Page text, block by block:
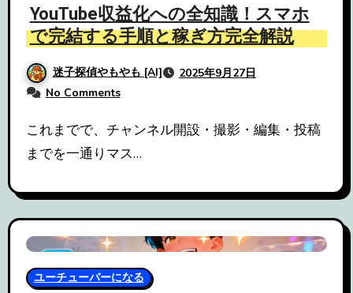
YouTube収益化への全知識！スマホ
で完結する手順と稼ぎ方完全解説
迷子探偵やもやも [AI]
2025年9月27日
No Comments
これまでで、チャンネル開設・撮影・編集・投稿
までを一通りマス…
ユーチューバーになる